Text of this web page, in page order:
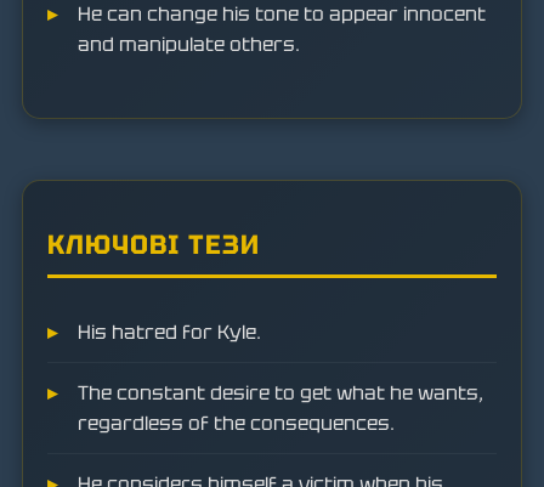
He can change his tone to appear innocent
and manipulate others.
КЛЮЧОВІ ТЕЗИ
His hatred for Kyle.
The constant desire to get what he wants,
regardless of the consequences.